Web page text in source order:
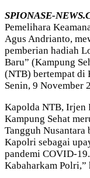
SPIONASE-
Pemelihara
Agus Andrianto,
pemberian hadiah
Baru” (Kampung
(NTB) bertempat di
Senin, 9 November
Kapolda NTB, Irjen
Kampung Sehat
Tangguh Nusantara
Kapolri sebagai
pandemi COVID-
Kabaharkam Polri,”